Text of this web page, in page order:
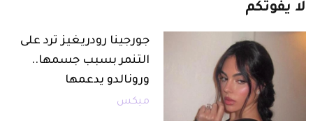
لا يفوتكم
جورجينا رودريغيز ترد على
التنمر بسبب جسمها..
ورونالدو يدعمها
ميكس